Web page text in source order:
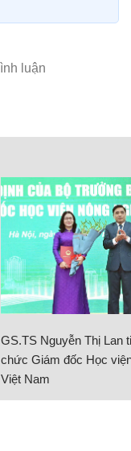
GS.TS Nguyễn Thị Lan
chức Giám đốc Học
Việt Nam